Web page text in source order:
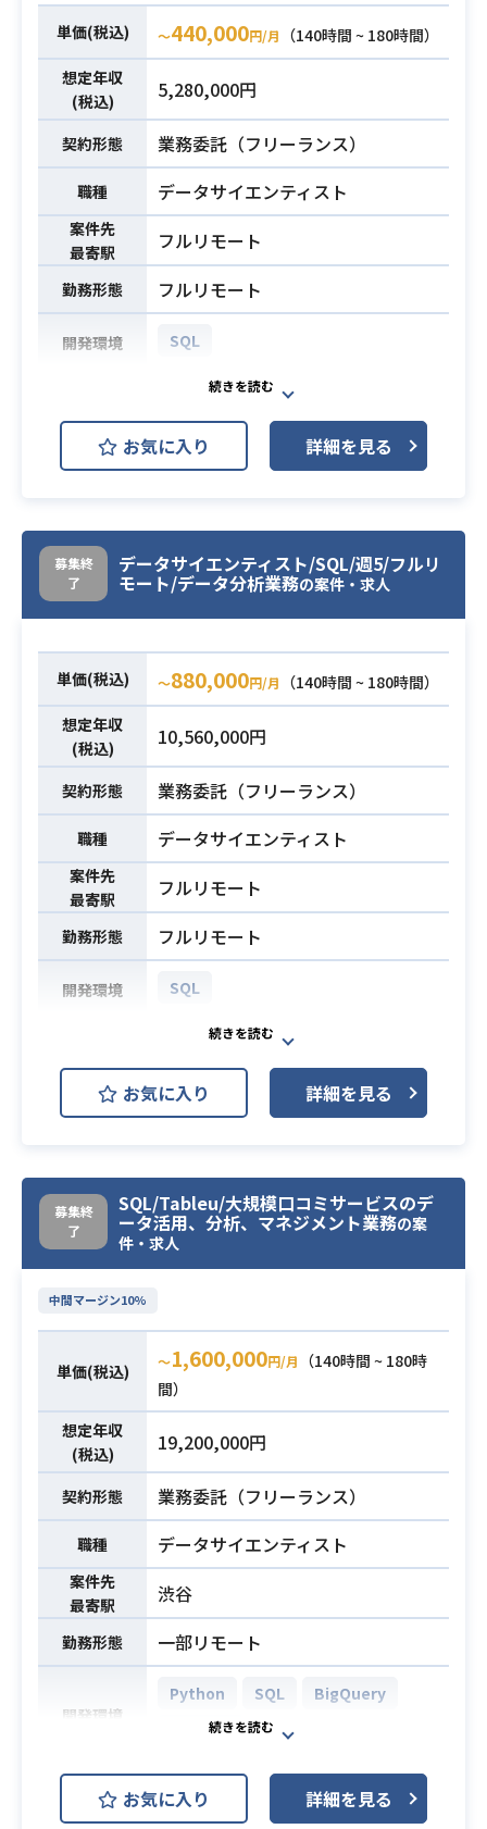
⑤ETL処理パイプラインの実装/設計
経験
築経験
必須スキル
・AIの特に数式実装に得意なメンバ
ー
・数式からコーディングをできるメ
ンバー
・クラス設計などコーディングをま
とめる業務が得意な方
・顧客折衝の経験ある方
単価(税込) 〜440,000円/月
（140時間 ~ 180時間）
想定年収
(税込)
5,280,000円
契約形態 業務委託（フリーランス）
職種 データサイエンティスト
案件先
最寄駅
フルリモート
勤務形態 フルリモート
開発環境 SQL
・製薬系の複数事業のデータオペレ
ーション業務や、プロジェクトの進
行アシスタント業務を行って頂きま
す。
・データ集計
・レポート作成
・SQLを用いたデータ抽出
・サポート業務(関係者の日程調整) e
必須スキル
・BIツールを用いたレポート作成経
験
※ご提案時に使用ツールと年数をご
教示お願いいたします。
・Excelマクロのご経験
・SQLを用いたデータ抽出の実務経
験
お気に入り 詳細を見る
募集終
了
データサイエンティスト/SQL/週5/フルリ
モート/データ分析業務の案件・求人
単価(税込) 〜880,000円/月
（140時間 ~ 180時間）
想定年収
(税込)
10,560,000円
契約形態 業務委託（フリーランス）
職種 データサイエンティスト
案件先
最寄駅
フルリモート
勤務形態 フルリモート
開発環境 SQL
業務内容
スマホゲームをドメインとした事業
会社にて、「IP(知的財産)単位でのロ
イヤリティ向上」を追求するため、
プロダクト横断または単体でのデー
【想定業務】
アドホック分析
・分析要件定義
└ SQLでの探索的データ解析
・ステークホルダー向けの分析レポ
分析ダッシュボード＆データマート
開発
サイト分析
・データサイエンティストないしデ
ータアナリストの経験5年以上
・上記【想定業務】のご経験が必須
・SQLでの探索的データ解析
・マーケ系の分析
・不明確なデータ構造を扱う場合
も、キーや項目値からあたりをつ
け、(制約はつくものの)既存データか
ら整合性を担保する形でアウトプッ
トできるスキル
お気に入り 詳細を見る
募集終
了
SQL/Tableu/大規模口コミサービスのデ
ータ活用、分析、マネジメント業務の案
件・求人
中間マージン10%
単価(税込) 〜1,600,000円/月
（140時間 ~ 180時
間）
想定年収
(税込)
19,200,000円
契約形態 業務委託（フリーランス）
職種 データサイエンティスト
案件先
最寄駅
渋谷
勤務形態 一部リモート
開発環境
Python SQL
BigQuery
Tableau
大規模口コミサービを展開している
企業にて、データサイエンスチーム
お気に入り 詳細を見る